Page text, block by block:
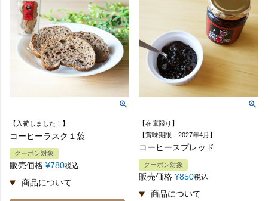
【入荷しました！】
コーヒーラスク１袋
クーポン対象
販売価格 ¥780税込
【在庫限り】
【賞味期限：2027年4月】
コーヒースプレッド
クーポン対象
販売価格 ¥850税込